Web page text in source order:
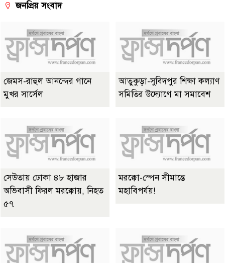
জনপ্রিয় সংবাদ
জেমস-রাহুল আনন্দের গানে
মুখর সার্সেল
আতুকুড়া-সুবিদপুর শিক্ষা কল্যাণ
সমিতির উদ্যোগে মা সমাবেশ
সেউতায় ঢোকা ৪৮ হাজার
অভিবাসী ফিরল মরক্কোয়, নিহত
৫৭
মরক্কো-স্পেন সীমান্তে
মহাবিপর্যয়!